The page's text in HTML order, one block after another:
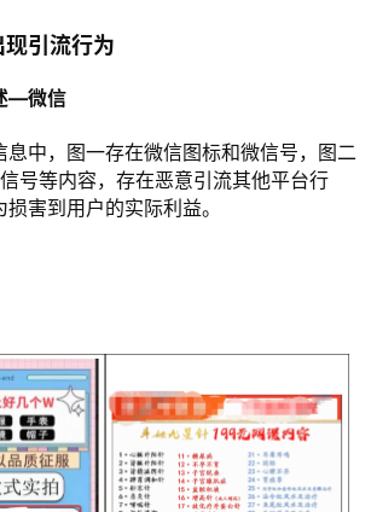
引流行为
—微信
息中，图一存在微信图标和微信号，图二
号等内容，存在恶意引流其他平台行
害到用户的实际利益。